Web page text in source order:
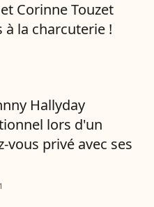
Corinne Touzet
à la charcuterie !
Hallyday
lors d'un
vous privé avec ses